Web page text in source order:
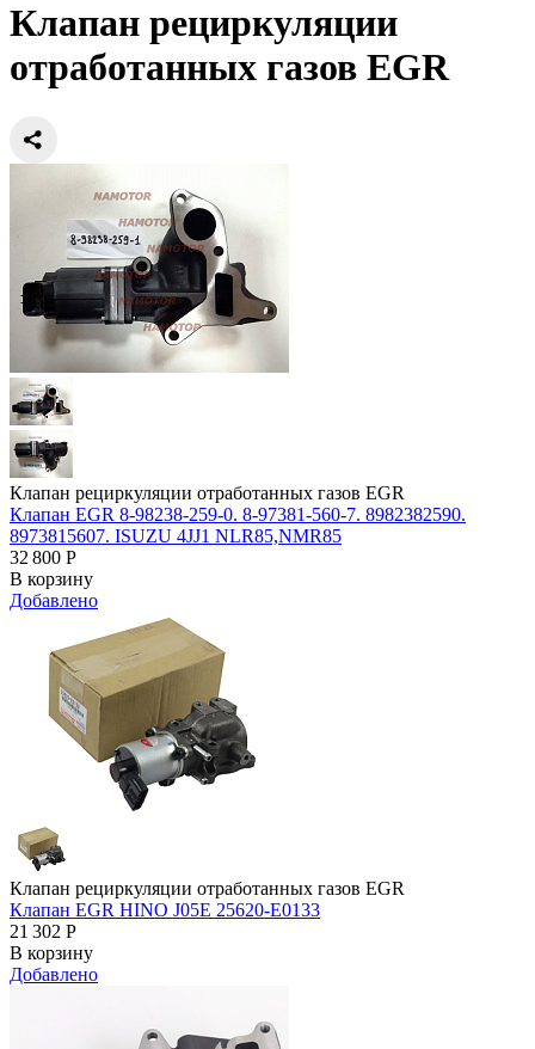
Клапан рециркуляции
отработанных газов EGR
Клапан рециркуляции отработанных газов EGR
Клапан EGR 8-98238-259-0. 8-97381-560-7. 8982382590.
8973815607. ISUZU 4JJ1 NLR85,NMR85
32 800 Р
В корзину
Добавлено
Клапан рециркуляции отработанных газов EGR
Клапан EGR HINO J05E 25620-E0133
21 302 Р
В корзину
Добавлено